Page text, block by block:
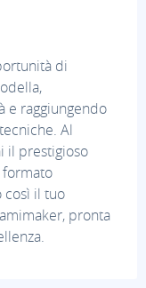
di
e raggiungendo
Al
il prestigioso
così il tuo
pronta